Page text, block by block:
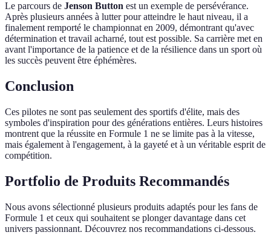
Le parcours de Jenson Button est un exemple de persévérance.
Après plusieurs années à lutter pour atteindre le haut niveau, il a
finalement remporté le championnat en 2009, démontrant qu'avec
détermination et travail acharné, tout est possible. Sa carrière met en
avant l'importance de la patience et de la résilience dans un sport où
les succès peuvent être éphémères.
Conclusion
Ces pilotes ne sont pas seulement des sportifs d'élite, mais des
symboles d'inspiration pour des générations entières. Leurs histoires
montrent que la réussite en Formule 1 ne se limite pas à la vitesse,
mais également à l'engagement, à la gayeté et à un véritable esprit de
compétition.
Portfolio de Produits Recommandés
Nous avons sélectionné plusieurs produits adaptés pour les fans de
Formule 1 et ceux qui souhaitent se plonger davantage dans cet
univers passionnant. Découvrez nos recommandations ci-dessous.